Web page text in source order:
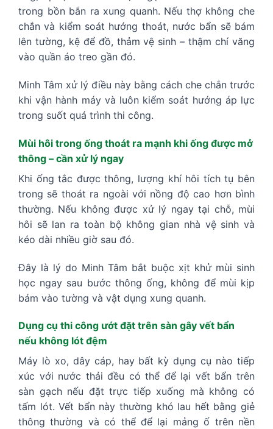
trong bồn bắn ra xung quanh. Nếu thợ không che
chắn và kiểm soát hướng thoát, nước bẩn sẽ bám
lên tường, kệ để đồ, thảm vệ sinh – thậm chí văng
vào quần áo treo gần đó.
Minh Tâm xử lý điều này bằng cách che chắn trước
khi vận hành máy và luôn kiểm soát hướng áp lực
trong suốt quá trình thi công.
Mùi hôi trong ống thoát ra mạnh khi ống được mở
thông – cần xử lý ngay
Khi ống tắc được thông, lượng khí hôi tích tụ bên
trong sẽ thoát ra ngoài với nồng độ cao hơn bình
thường. Nếu không được xử lý ngay tại chỗ, mùi
hôi sẽ lan ra toàn bộ không gian nhà vệ sinh và
kéo dài nhiều giờ sau đó.
Đây là lý do Minh Tâm bắt buộc xịt khử mùi sinh
học ngay sau bước thông ống, không để mùi kịp
bám vào tường và vật dụng xung quanh.
Dụng cụ thi công ướt đặt trên sàn gây vết bẩn
nếu không lót đệm
Máy lò xo, dây cáp, hay bất kỳ dụng cụ nào tiếp
xúc với nước thải đều có thể để lại vết bẩn trên
sàn gạch nếu đặt trực tiếp xuống mà không có
tấm lót. Vết bẩn này thường khó lau hết bằng giẻ
thông thường và có thể để lại mảng ố trên nền